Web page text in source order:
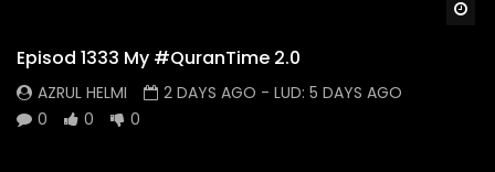
Episod 1333 My #QuranTime 2.0
AZRUL HELMI 2 DAYS AGO - LUD: 5 DAYS AGO
0
0 0